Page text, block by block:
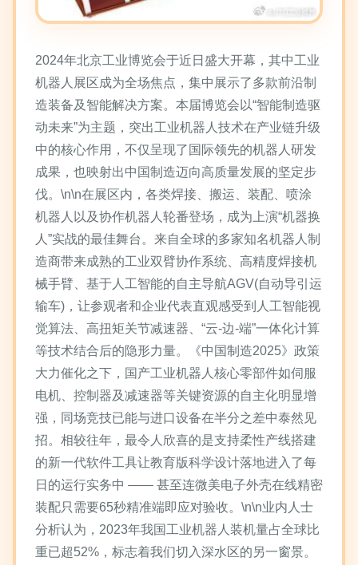
2024年北京工业博览会于近日盛大开幕，其中工业
机器人展区成为全场焦点，集中展示了多款前沿制
造装备及智能解决方案。本届博览会以“智能制造驱
动未来”为主题，突出工业机器人技术在产业链升级
中的核心作用，不仅呈现了国际领先的机器人研发
成果，也映射出中国制造迈向高质量发展的坚定步
伐。\n\n在展区内，各类焊接、搬运、装配、喷涂
机器人以及协作机器人轮番登场，成为上演“机器换
人”实战的最佳舞台。来自全球的多家知名机器人制
造商带来成熟的工业双臂协作系统、高精度焊接机
械手臂、基于人工智能的自主导航AGV(自动导引运
输车)，让参观者和企业代表直观感受到人工智能视
觉算法、高扭矩关节减速器、“云-边-端”一体化计算
等技术结合后的隐形力量。《中国制造2025》政策
大力催化之下，国产工业机器人核心零部件如伺服
电机、控制器及减速器等关键资源的自主化明显增
强，同场竞技已能与进口设备在半分之差中泰然见
招。相较往年，最令人欣喜的是支持柔性产线搭建
的新一代软件工具让教育版科学设计落地进入了每
日的运行实务中 —— 甚至连微美电子外壳在线精密
装配只需要65秒精准端即应对验收。\n\n业内人士
分析认为，2023年我国工业机器人装机量占全球比
重已超52%，标志着我们切入深水区的另一窗景。